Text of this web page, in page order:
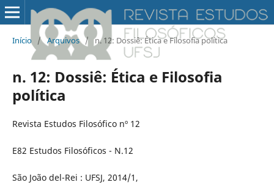
Início / Arquivos / n. 12: Dossiê: Ética e Filosofia política
n. 12: Dossiê: Ética e Filosofia
política
Revista Estudos Filosófico nº 12
E82 Estudos Filosóficos - N.12
São João del-Rei : UFSJ, 2014/1,